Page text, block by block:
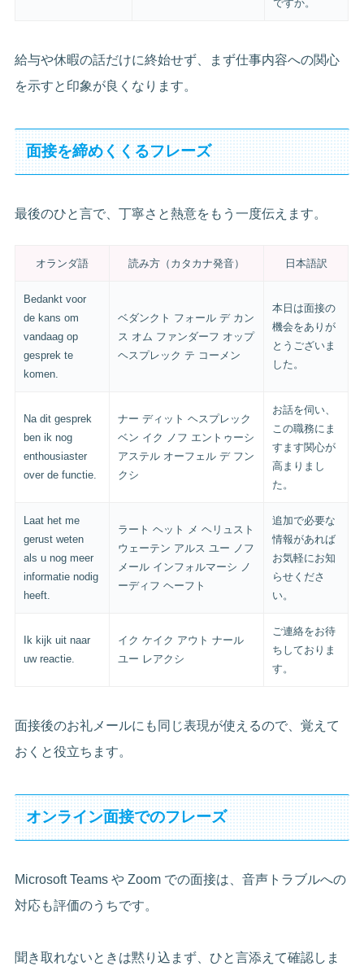
ですか。
給与や休暇の話だけに終始せず、まず仕事内容への関心
を示すと印象が良くなります。
面接を締めくくるフレーズ
最後のひと言で、丁寧さと熱意をもう一度伝えます。
オランダ語 読み方（カタカナ発音） 日本語訳
Bedankt voor
de kans om
vandaag op
gesprek te
komen.
ベダンクト フォール デ カン
ス オム ファンダーフ オップ
ヘスプレック テ コーメン
本日は面接の
機会をありが
とうございま
した。
Na dit gesprek
ben ik nog
enthousiaster
over de functie.
ナー ディット ヘスプレック
ベン イク ノフ エントゥーシ
アステル オーフェル デ フン
クシ
お話を伺い、
この職務にま
すます関心が
高まりまし
た。
Laat het me
gerust weten
als u nog meer
informatie nodig
heeft.
ラート ヘット メ ヘリュスト
ウェーテン アルス ユー ノフ
メール インフォルマーシ ノ
ーディフ ヘーフト
追加で必要な
情報があれば
お気軽にお知
らせくださ
い。
Ik kijk uit naar
uw reactie.
イク ケイク アウト ナール
ユー レアクシ
ご連絡をお待
ちしておりま
す。
面接後のお礼メールにも同じ表現が使えるので、覚えて
おくと役立ちます。
オンライン面接でのフレーズ
Microsoft Teams や Zoom での面接は、音声トラブルへの
対応も評価のうちです。
聞き取れないときは黙り込まず、ひと言添えて確認しま